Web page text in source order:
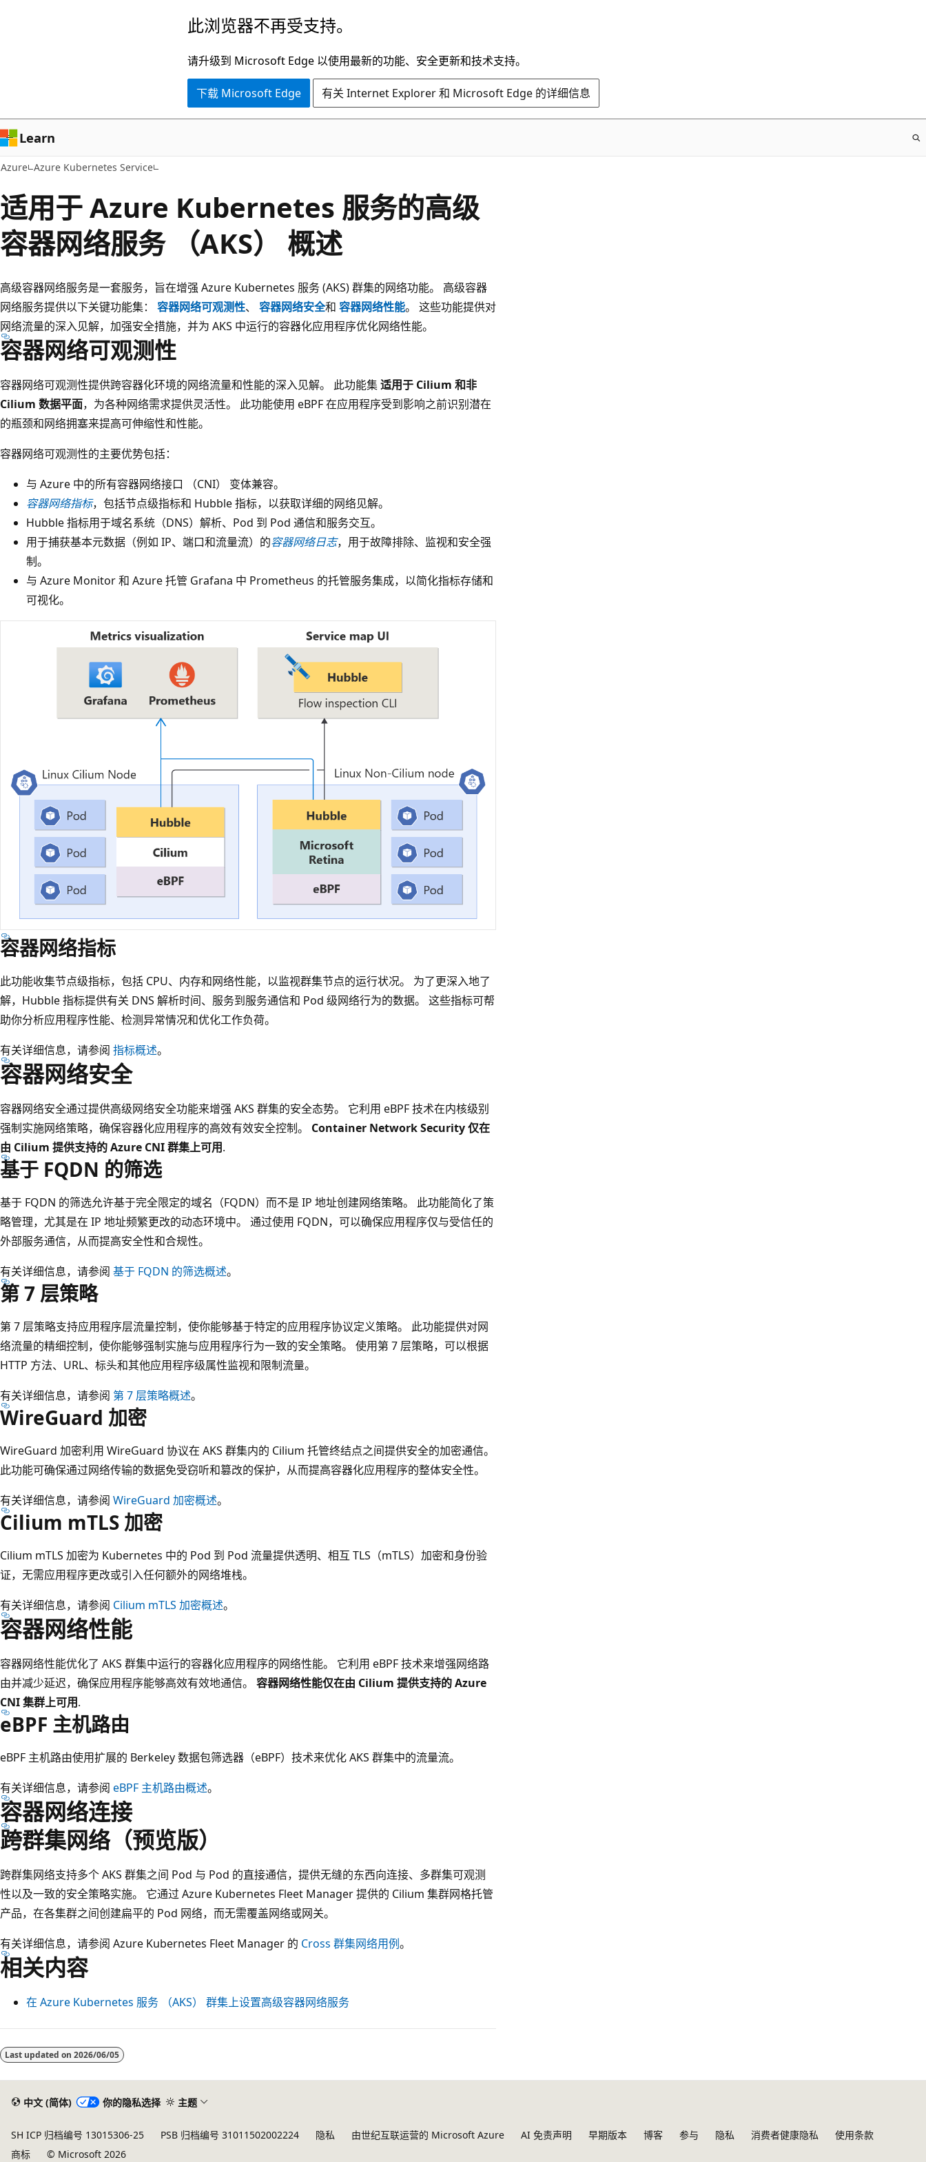
容
此浏览器不再受支持。
请升级到 Microsoft Edge 以使用最新的功能、安全更新和技术支持。
下载 Microsoft Edge 有关 Internet Explorer 和 Microsoft Edge 的详细信息
Learn
Azure Azure Kubernetes Service
适用于 Azure Kubernetes 服务的高级
容器网络服务 （AKS） 概述
高级容器网络服务是一套服务，旨在增强 Azure Kubernetes 服务 (AKS) 群集的网络功能。 高级容器
网络服务提供以下关键功能集： 容器网络可观测性、 容器网络安全和 容器网络性能。 这些功能提供对
网络流量的深入见解，加强安全措施，并为 AKS 中运行的容器化应用程序优化网络性能。
容器网络可观测性
容器网络可观测性提供跨容器化环境的网络流量和性能的深入见解。 此功能集适用于 Cilium 和非
Cilium 数据平面，为各种网络需求提供灵活性。 此功能使用 eBPF 在应用程序受到影响之前识别潜在
的瓶颈和网络拥塞来提高可伸缩性和性能。
容器网络可观测性的主要优势包括：
与 Azure 中的所有容器网络接口 （CNI） 变体兼容。
容器网络指标，包括节点级指标和 Hubble 指标，以获取详细的网络见解。
Hubble 指标用于域名系统（DNS）解析、Pod 到 Pod 通信和服务交互。
用于捕获基本元数据（例如 IP、端口和流量流）的容器网络日志，用于故障排除、监视和安全强
制。
与 Azure Monitor 和 Azure 托管 Grafana 中 Prometheus 的托管服务集成，以简化指标存储和
可视化。
容器网络指标
此功能收集节点级指标，包括 CPU、内存和网络性能，以监视群集节点的运行状况。 为了更深入地了
解，Hubble 指标提供有关 DNS 解析时间、服务到服务通信和 Pod 级网络行为的数据。 这些指标可帮
助你分析应用程序性能、检测异常情况和优化工作负荷。
有关详细信息，请参阅 指标概述。
容器网络安全
容器网络安全通过提供高级网络安全功能来增强 AKS 群集的安全态势。 它利用 eBPF 技术在内核级别
强制实施网络策略，确保容器化应用程序的高效有效安全控制。 Container Network Security 仅在
由 Cilium 提供支持的 Azure CNI 群集上可用.
基于 FQDN 的筛选
基于 FQDN 的筛选允许基于完全限定的域名（FQDN）而不是 IP 地址创建网络策略。 此功能简化了策
略管理，尤其是在 IP 地址频繁更改的动态环境中。 通过使用 FQDN，可以确保应用程序仅与受信任的
外部服务通信，从而提高安全性和合规性。
有关详细信息，请参阅 基于 FQDN 的筛选概述。
第 7 层策略
第 7 层策略支持应用程序层流量控制，使你能够基于特定的应用程序协议定义策略。 此功能提供对网
络流量的精细控制，使你能够强制实施与应用程序行为一致的安全策略。 使用第 7 层策略，可以根据
HTTP 方法、URL、标头和其他应用程序级属性监视和限制流量。
有关详细信息，请参阅 第 7 层策略概述。
WireGuard 加密
WireGuard 加密利用 WireGuard 协议在 AKS 群集内的 Cilium 托管终结点之间提供安全的加密通信。
此功能可确保通过网络传输的数据免受窃听和篡改的保护，从而提高容器化应用程序的整体安全性。
有关详细信息，请参阅 WireGuard 加密概述。
Cilium mTLS 加密
Cilium mTLS 加密为 Kubernetes 中的 Pod 到 Pod 流量提供透明、相互 TLS（mTLS）加密和身份验
证，无需应用程序更改或引入任何额外的网络堆栈。
有关详细信息，请参阅 Cilium mTLS 加密概述。
容器网络性能
容器网络性能优化了 AKS 群集中运行的容器化应用程序的网络性能。 它利用 eBPF 技术来增强网络路
由并减少延迟，确保应用程序能够高效有效地通信。 容器网络性能仅在由 Cilium 提供支持的 Azure
CNI 集群上可用.
eBPF 主机路由
eBPF 主机路由使用扩展的 Berkeley 数据包筛选器（eBPF）技术来优化 AKS 群集中的流量流。
有关详细信息，请参阅 eBPF 主机路由概述。
容器网络连接
跨群集网络（预览版）
跨群集网络支持多个 AKS 群集之间 Pod 与 Pod 的直接通信，提供无缝的东西向连接、多群集可观测
性以及一致的安全策略实施。 它通过 Azure Kubernetes Fleet Manager 提供的 Cilium 集群网格托管
产品，在各集群之间创建扁平的 Pod 网络，而无需覆盖网络或网关。
有关详细信息，请参阅 Azure Kubernetes Fleet Manager 的 Cross 群集网络用例。
相关内容
在 Azure Kubernetes 服务 （AKS） 群集上设置高级容器网络服务
Last updated on 2026/06/05
中文 (简体) 你的隐私选择 主题
SH ICP 归档编号 13015306-25 PSB 归档编号 31011502002224 隐私 由世纪互联运营的 Microsoft Azure AI 免责声明 早期版本 博客 参与 隐私 消费者健康隐私
使用条款
商标
© Microsoft 2026